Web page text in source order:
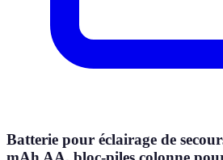
Batterie pour éclairage de